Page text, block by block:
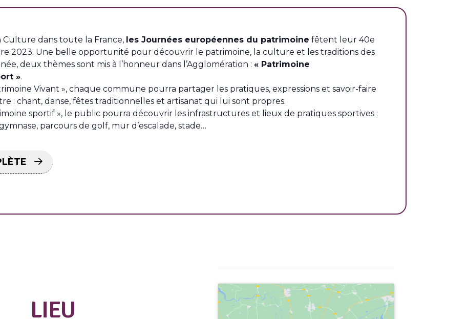
Culture dans toute la France, les Journées européennes du patrimoine fêtent leur 40e
2023. Une belle opportunité pour découvrir le patrimoine, la culture et les traditions des
deux thèmes sont mis à l’honneur dans l’Agglomération : « Patrimoine
».
Vivant », chaque commune pourra partager les pratiques, expressions et savoir-faire
: chant, danse, fêtes traditionnelles et artisanat qui lui sont propres.
sportif », le public pourra découvrir les infrastructures et lieux de pratiques sportives :
parcours de golf, mur d’escalade, stade…
LIEU